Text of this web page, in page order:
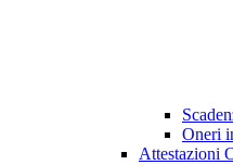
Oneri
Attestazioni